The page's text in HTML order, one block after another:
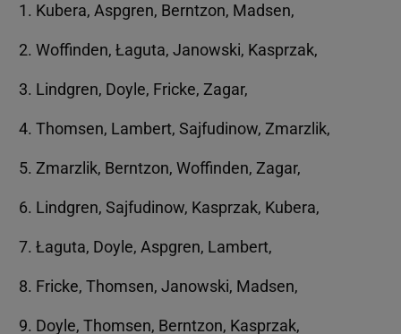
Kubera, Aspgren, Berntzon, Madsen,
Woffinden, Łaguta, Janowski, Kasprzak,
Lindgren, Doyle, Fricke, Zagar,
Thomsen, Lambert, Sajfudinow, Zmarzlik,
Zmarzlik, Berntzon, Woffinden, Zagar,
Lindgren, Sajfudinow, Kasprzak, Kubera,
Łaguta, Doyle, Aspgren, Lambert,
Fricke, Thomsen, Janowski, Madsen,
Doyle, Thomsen, Berntzon, Kasprzak,